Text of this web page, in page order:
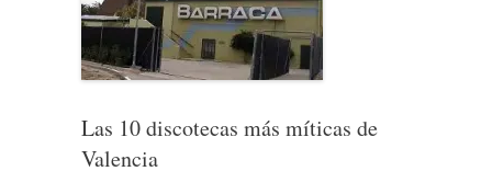
Las 10 discotecas más míticas de
Valencia